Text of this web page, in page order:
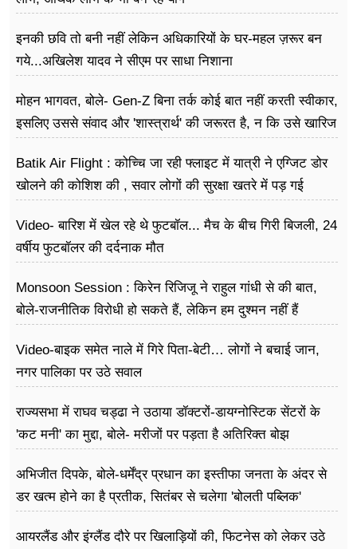
इनकी छवि तो बनी नहीं लेकिन अधिकारियों के घर-महल ज़रूर बन
गये...अखिलेश यादव ने सीएम पर साधा​ निशाना
मोहन भागवत, बोले- Gen-Z बिना तर्क कोई बात नहीं करती स्वीकार,
इसलिए उससे संवाद और 'शास्त्रार्थ' की जरूरत है, न कि उसे खारिज
Batik Air Flight : कोच्चि जा रही फ्लाइट में यात्री ने एग्जिट डोर
खोलने की कोशिश की , सवार लोगों की सुरक्षा खतरे में पड़ गई
Video- बारिश में खेल रहे थे फुटबॉल... मैच के बीच गिरी बिजली, 24
वर्षीय फुटबॉलर की दर्दनाक मौत
Monsoon Session : किरेन रिजिजू ने राहुल गांधी से की बात,
बोले-राजनीतिक विरोधी हो सकते हैं, लेकिन हम दुश्मन नहीं हैं
Video-बाइक समेत नाले में गिरे पिता-बेटी… लोगों ने बचाई जान,
नगर पालिका पर उठे सवाल
राज्यसभा में राघव चड्ढा ने उठाया डॉक्टरों-डायग्नोस्टिक सेंटरों के
'कट मनी' का मुद्दा, बोले- मरीजों पर पड़ता है अ​तिरिक्त बोझ
अभिजीत दिपके, बोले-धर्मेंद्र प्रधान का इस्तीफा जनता के अंदर से
डर खत्म होने का है प्रतीक, सितंबर से चलेगा 'बोलती पब्लिक'
आयरलैंड और इंग्लैंड दौरे पर खिलाड़ियों की, फिटनेस को लेकर उठे